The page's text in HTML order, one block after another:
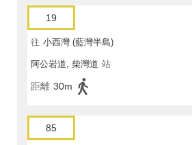
19
往 小西灣 (藍灣半島)
阿公岩道, 柴灣道 站
距離 30m
85